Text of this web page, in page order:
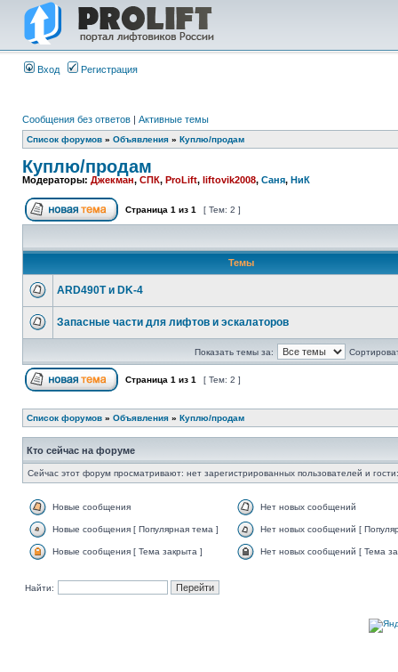
Вход Регистрация
Сообщения без ответов | Активные темы
Список форумов » Объявления » Куплю/продам
Куплю/продам
Модераторы: Джекман, СПК, ProLift, liftovik2008, Саня, НиК
Страница 1 из 1 [ Тем: 2 ]
Темы
ARD490T и DK-4
Запасные части для лифтов и эскалаторов
Показать темы за:
Страница 1 из 1 [ Тем: 2 ]
Список форумов » Объявления » Куплю/продам
Кто сейчас на форуме
Сейчас этот форум просматривают: нет зарегистрированных пользователей и
Новые сообщения Нет новых сообщений
Новые сообщения [ Популярная тема ] Нет новых сообщений [
Новые сообщения [ Тема закрыта ] Нет новых сообщений [ Тема
Найти: